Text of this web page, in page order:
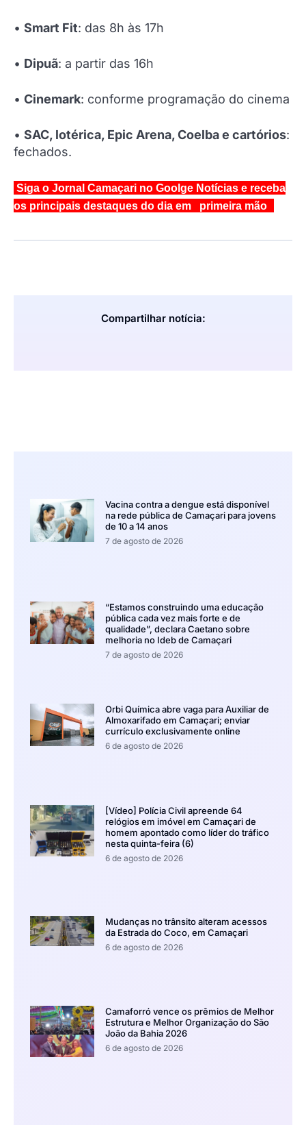
• Smart Fit: das 8h às 17h
• Dipuã: a partir das 16h
• Cinemark: conforme programação do cinema
• SAC, lotérica, Epic Arena, Coelba e cartórios:
fechados.
Siga o Jornal Camaçari no Goolge Notícias e receba
os principais destaques do dia em primeira mão
Compartilhar notícia:
Vacina contra a dengue está disponível
na rede pública de Camaçari para jovens
de 10 a 14 anos
7 de agosto de 2026
“Estamos construindo uma educação
pública cada vez mais forte e de
qualidade”, declara Caetano sobre
melhoria no Ideb de Camaçari
7 de agosto de 2026
Orbi Química abre vaga para Auxiliar de
Almoxarifado em Camaçari; enviar
currículo exclusivamente online
6 de agosto de 2026
[Vídeo] Polícia Civil apreende 64
relógios em imóvel em Camaçari de
homem apontado como líder do tráfico
nesta quinta-feira (6)
6 de agosto de 2026
Mudanças no trânsito alteram acessos
da Estrada do Coco, em Camaçari
6 de agosto de 2026
Camaforró vence os prêmios de Melhor
Estrutura e Melhor Organização do São
João da Bahia 2026
6 de agosto de 2026